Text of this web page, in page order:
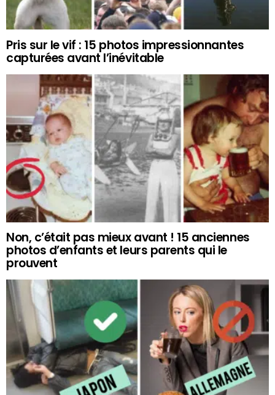
Pris sur le vif : 15 photos impressionnantes
capturées avant l’inévitable
Non, c’était pas mieux avant ! 15 anciennes
photos d’enfants et leurs parents qui le
prouvent